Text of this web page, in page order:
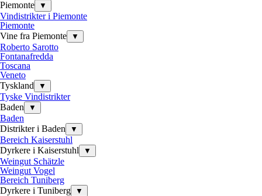
Piemonte
▼
Vindistrikter i Piemonte
Piemonte
Vine fra Piemonte
▼
Roberto Sarotto
Fontanafredda
Toscana
Veneto
Tyskland
▼
Tyske Vindistrikter
Baden
▼
Baden
Distrikter i Baden
▼
Bereich Kaiserstuhl
Dyrkere i Kaiserstuhl
▼
Weingut Schätzle
Weingut Vogel
Bereich Tuniberg
Dyrkere i Tuniberg
▼